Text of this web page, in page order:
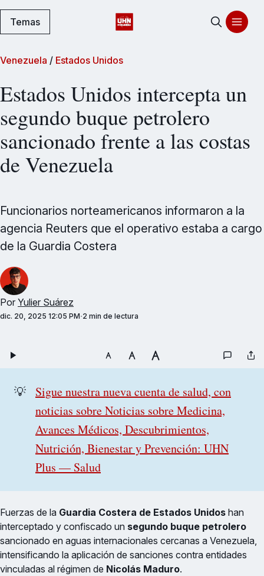
Temas
Venezuela / Estados Unidos
Estados Unidos intercepta un
segundo buque petrolero
sancionado frente a las costas
de Venezuela
Funcionarios norteamericanos informaron a la
agencia Reuters que el operativo estaba a cargo
de la Guardia Costera
Por Yulier Suárez
dic. 20, 2025 12:05 PM 2 min de lectura
💡
Sigue nuestra nueva cuenta de salud, con
noticias sobre Noticias sobre Medicina,
Avances Médicos, Descubrimientos,
Nutrición, Bienestar y Prevención: UHN
Plus — Salud
Fuerzas de la Guardia Costera de Estados Unidos han
interceptado y confiscado un segundo buque petrolero
sancionado en aguas internacionales cercanas a Venezuela,
intensificando la aplicación de sanciones contra entidades
vinculadas al régimen de Nicolás Maduro.